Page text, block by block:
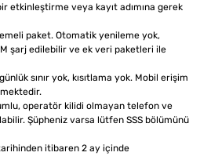
etkinleştirme veya kayıt adımına gerek
paket. Otomatik yenileme yok,
şarj edilebilir ve ek veri paketleri ile
sınır yok, kısıtlama yok. Mobil erişim
operatör kilidi olmayan telefon ve
Şüpheniz varsa lütfen SSS bölümünü
itibaren 2 ay içinde